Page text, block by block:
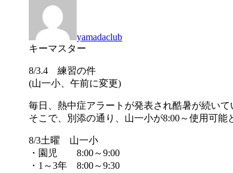
yamadaclub
キーマスター
8/3.4 練習の件
(山一小、午前に変更)
毎日、熱中症アラートが発表され酷暑が続いて
そこで、別添の通り、山一小が8:00～使用可
8/3土曜 山一小
・園児 8:00～9:00
・1～3年 8:00～9:30